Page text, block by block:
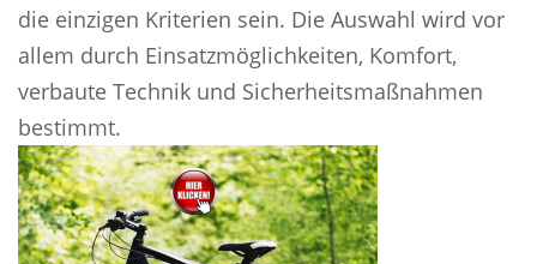
die einzigen Kriterien sein. Die Auswahl wird vor
allem durch Einsatzmöglichkeiten, Komfort,
verbaute Technik und Sicherheitsmaßnahmen
bestimmt.